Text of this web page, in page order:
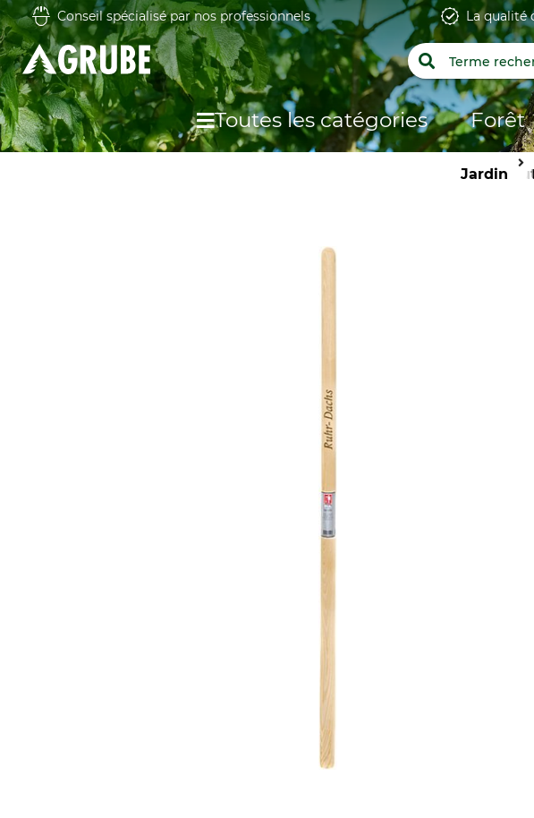
Conseil spécialisé par nos professionnels La qualité
Toutes les catégories Forêt
Jardin